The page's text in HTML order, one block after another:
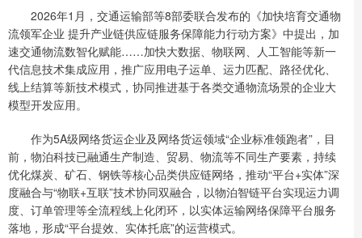
2026年1月，交通运输部等8部委联合发布的《加快培育交通物
流领军企业 提升产业链供应链服务保障能力行动方案》中提出，加
速交通物流数智化赋能……加快大数据、物联网、人工智能等新一
代信息技术集成应用，推广应用电子运单、运力匹配、路径优化、
线上结算等新技术模式，协同推进基于各类交通物流场景的企业大
模型开发应用。
作为5A级网络货运企业及网络货运领域“企业标准领跑者”，目
前，物泊科技已融通生产制造、贸易、物流等不同生产要素，持续
优化煤炭、矿石、钢铁等核心品类供应链网络，推动“平台+实体”深
度融合与“物联+互联”技术协同双融合，以物泊智链平台实现运力调
度、订单管理等全流程线上化闭环，以实体运输网络保障平台服务
落地，形成“平台提效、实体托底”的运营模式。